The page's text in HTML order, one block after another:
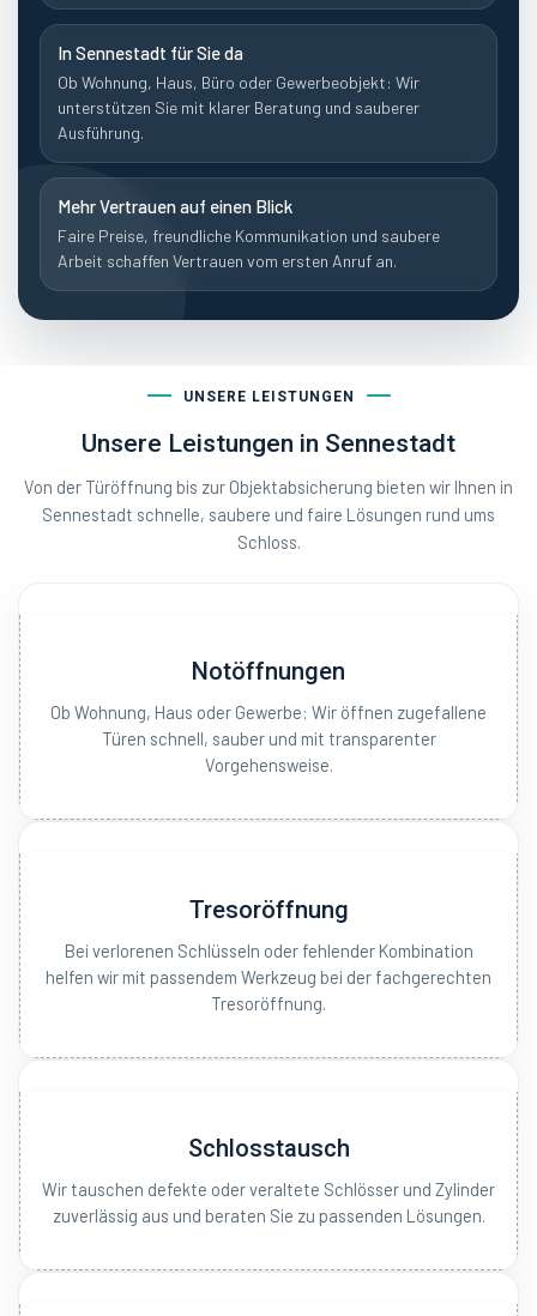
In Sennestadt für Sie da
Ob Wohnung, Haus, Büro oder Gewerbeobjekt: Wir
unterstützen Sie mit klarer Beratung und sauberer
Ausführung.
Mehr Vertrauen auf einen Blick
Faire Preise, freundliche Kommunikation und saubere
Arbeit schaffen Vertrauen vom ersten Anruf an.
UNSERE LEISTUNGEN
Unsere Leistungen in Sennestadt
Von der Türöffnung bis zur Objektabsicherung bieten wir Ihnen in
Sennestadt schnelle, saubere und faire Lösungen rund ums
Schloss.
Notöffnungen
Ob Wohnung, Haus oder Gewerbe: Wir öffnen zugefallene
Türen schnell, sauber und mit transparenter
Vorgehensweise.
Tresoröffnung
Bei verlorenen Schlüsseln oder fehlender Kombination
helfen wir mit passendem Werkzeug bei der fachgerechten
Tresoröffnung.
Schlosstausch
Wir tauschen defekte oder veraltete Schlösser und Zylinder
zuverlässig aus und beraten Sie zu passenden Lösungen.